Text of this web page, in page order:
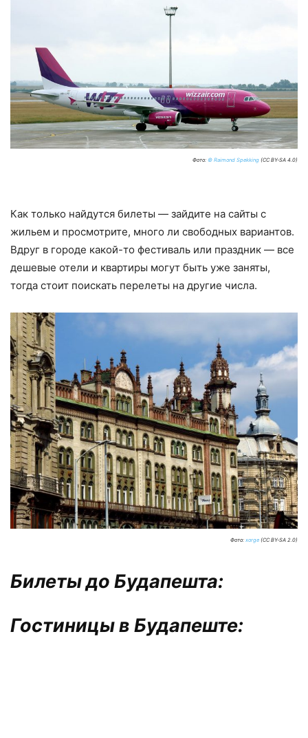
Фото: © Raimond Spekking (CC BY-SA 4.0)
Как только найдутся билеты — зайдите на сайты с
жильем и просмотрите, много ли свободных вариантов.
Вдруг в городе какой-то фестиваль или праздник — все
дешевые отели и квартиры могут быть уже заняты,
тогда стоит поискать перелеты на другие числа.
Фото: xorge (CC BY-SA 2.0)
Билеты до Будапешта:
Гостиницы в Будапеште: